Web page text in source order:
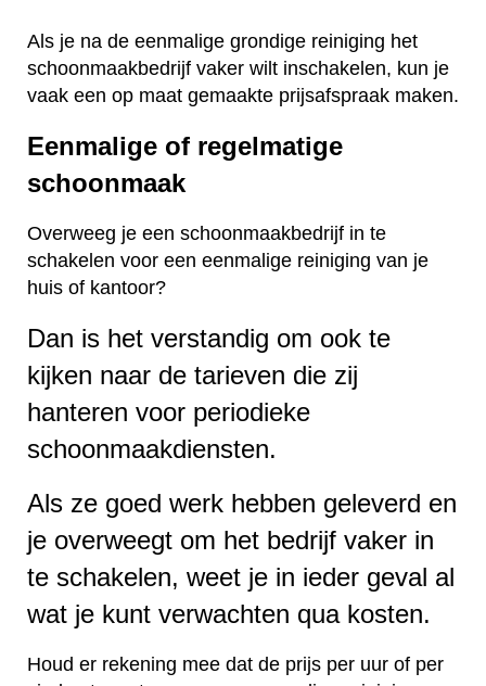
Als je na de eenmalige grondige reiniging het
schoonmaakbedrijf vaker wilt inschakelen, kun je
vaak een op maat gemaakte prijsafspraak maken.
Eenmalige of regelmatige
schoonmaak
Overweeg je een schoonmaakbedrijf in te
schakelen voor een eenmalige reiniging van je
huis of kantoor?
Dan is het verstandig om ook te
kijken naar de tarieven die zij
hanteren voor periodieke
schoonmaakdiensten.
Als ze goed werk hebben geleverd en
je overweegt om het bedrijf vaker in
te schakelen, weet je in ieder geval al
wat je kunt verwachten qua kosten.
Houd er rekening mee dat de prijs per uur of per